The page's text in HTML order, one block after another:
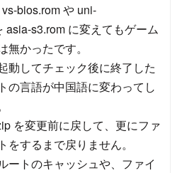
bios.rom や uni-
asia-s3.rom に変えてもゲーム
かったです。
動してチェック後に終了した
の言語が中国語に変わってし
を変更前に戻して、更にファ
をするまで戻りません。
ートのキャッシュや、ファイ